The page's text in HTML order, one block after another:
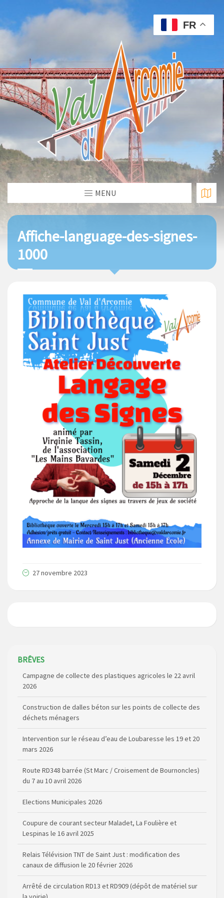
MENU
Affiche-language-des-signes-
1000
27 novembre 2023
BRÊVES
Campagne de collecte des plastiques agricoles le 22 avril
2026
Construction de dalles béton sur les points de collecte des
déchets ménagers
Intervention sur le réseau d’eau de Loubaresse les 19 et 20
mars 2026
Route RD348 barrée (St Marc / Croisement de Bournoncles)
du 7 au 10 avril 2026
Elections Municipales 2026
Coupure de courant secteur Maladet, La Foulière et
Lespinas le 16 avril 2025
Relais Télévision TNT de Saint Just : modification des
canaux de diffusion le 20 février 2026
Arrêté de circulation RD13 et RD909 (dépôt de matériel sur
la voirie)
FR